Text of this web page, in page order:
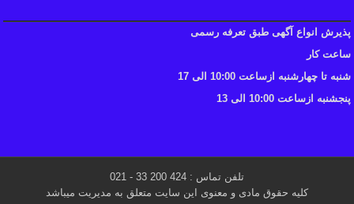
پذیرش انواع آگهی طبق تعرفه رسمی
ساعت کار
شنبه تا چهارشنبه ازساعت 10:00 الی 17
پنجشنبه ازساعت 10:00 الی 13
تلفن تماس : 424 200 33 - 021
کلیه حقوق مادی و معنوی این سایت متعلق به مدیریت میباشد